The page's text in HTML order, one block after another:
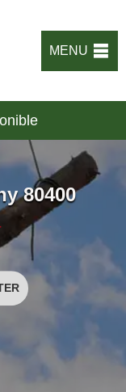
MENU
80400